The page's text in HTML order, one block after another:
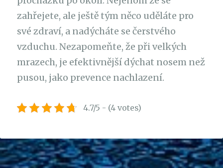
zahřejete, ale ještě tým něco uděláte pro
své zdraví, a nadýcháte se čerstvého
vzduchu. Nezapomeňte, že při velkých
mrazech, je efektivnější dýchat nosem než
pusou, jako prevence nachlazení.
4.7/5 - (4 votes)